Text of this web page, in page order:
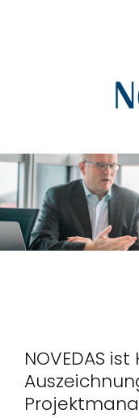
NOVEDAS